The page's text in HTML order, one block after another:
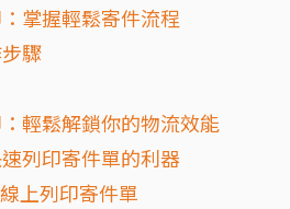
掌握輕鬆寄件流程
驟
輕鬆解鎖你的物流效能
列印寄件單的利器
上列印寄件單